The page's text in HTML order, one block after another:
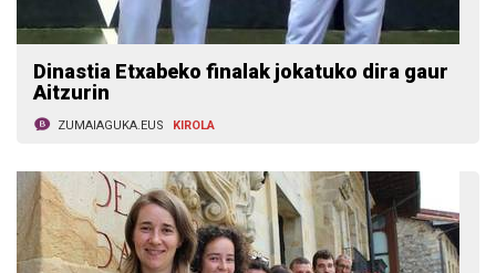
Dinastia Etxabeko finalak jokatuko dira gaur
Aitzurin
ZUMAIAGUKA.EUS KIROLA